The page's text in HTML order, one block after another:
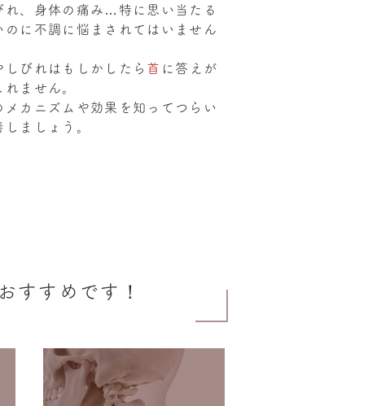
れ、身体の痛み…特に思い当たる
のに不調に悩まされてはいません
しびれはもしかしたら 首 に答えが
ません。
メカニズムや効果を知ってつらい
ましょう。
すすめです！